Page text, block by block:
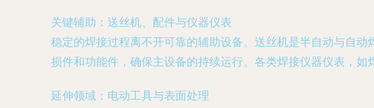
关键辅助：送丝机、配件与仪器仪表
稳定的焊接过程离不开可靠的辅助设备。送丝机是半自动与自
损件和功能件，确保主设备的持续运行。各类焊接仪器仪表，
延伸领域：电动工具与表面处理